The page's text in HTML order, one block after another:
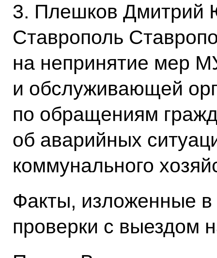
3. Плешков Дмитрий
Ставрополь
на непринятие мер
и обслуживающей
по обращениям
об аварийных
коммунального
Факты, изложенные
проверки с выездом